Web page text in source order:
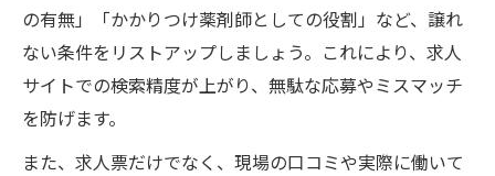
の有無」「かかりつけ薬剤師としての役割」など、譲れ
ない条件をリストアップしましょう。これにより、求人
サイトでの検索精度が上がり、無駄な応募やミスマッチ
を防げます。
また、求人票だけでなく、現場の口コミや実際に働いて